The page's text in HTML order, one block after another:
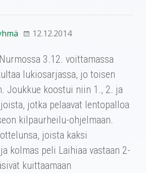
12.12.2014
3.12. voittamassa
lukiosarjassa, jo toisen
Joukkue koostui niin 1., 2. ja
jotka pelaavat lentopalloa
kilpaurheilu-ohjelmaan.
joista kaksi
kolmas peli Laihiaa vastaan 2-
kuittaamaan